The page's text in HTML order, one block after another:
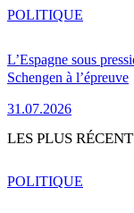
L’Espagne sous
Schengen à l’épreuve
31.07.2026
POLITIQUE
LES PLUS
POLITIQUE